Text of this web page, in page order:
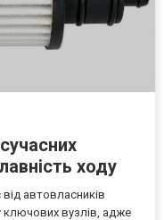
ходу
автовласників
ключових вузлів, адже